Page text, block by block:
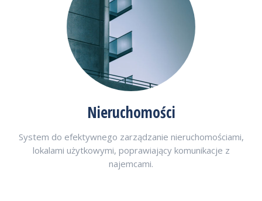
Nieruchomości
System do efektywnego zarządzanie nieruchomościami,
lokalami użytkowymi, poprawiający komunikacje z
najemcami.